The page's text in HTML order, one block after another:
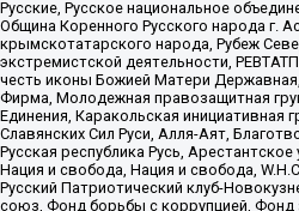
Русские, Русское национальное
Община Коренного Русского народа г.
крымскотатарского народа, Рубеж
экстремистской деятельности,
честь иконы Божией Матери
Фирма, Молодежная правозащитная
Единения, Каракольская инициативная
Славянских Сил Руси, Алля-Аят,
Русская республика Русь,
Нация и свобода, Нация и свобода,
Русский Патриотический клуб-
союз, Фонд борьбы с коррупцией,